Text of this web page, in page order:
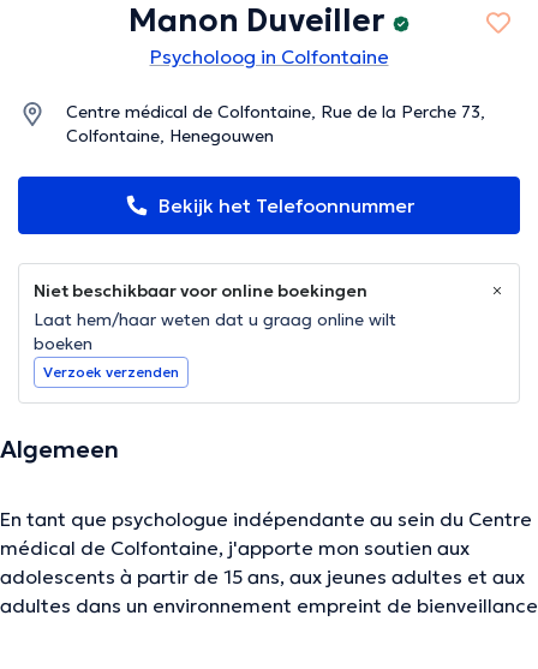
Manon Duveiller
Psycholoog in Colfontaine
Centre médical de Colfontaine, Rue de la Perche 73,
Colfontaine, Henegouwen
Bekijk het Telefoonnummer
Niet beschikbaar voor online boekingen
Laat hem/haar weten dat u graag online wilt
boeken
Verzoek verzenden
Algemeen
En tant que psychologue indépendante au sein du Centre
médical de Colfontaine, j'apporte mon soutien aux
adolescents à partir de 15 ans, aux jeunes adultes et aux
adultes dans un environnement empreint de bienveillance